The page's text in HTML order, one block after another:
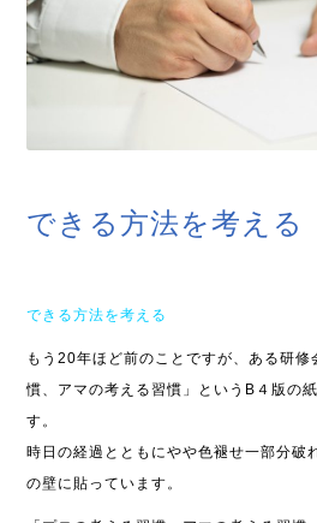
できる方法を考える
できる方法を考える
もう20年ほど前のことですが、ある研修
慣、アマの考える習慣」というB４版の
す。
時日の経過とともにやや色褪せ一部分破
の壁に貼っています。